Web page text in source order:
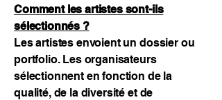
Comment les artistes sont-ils
sélectionnés ?
Les artistes envoient un dossier ou
portfolio. Les organisateurs
sélectionnent en fonction de la
qualité, de la diversité et de